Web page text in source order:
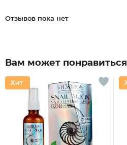
Отзывов пока нет
Вам может понравиться